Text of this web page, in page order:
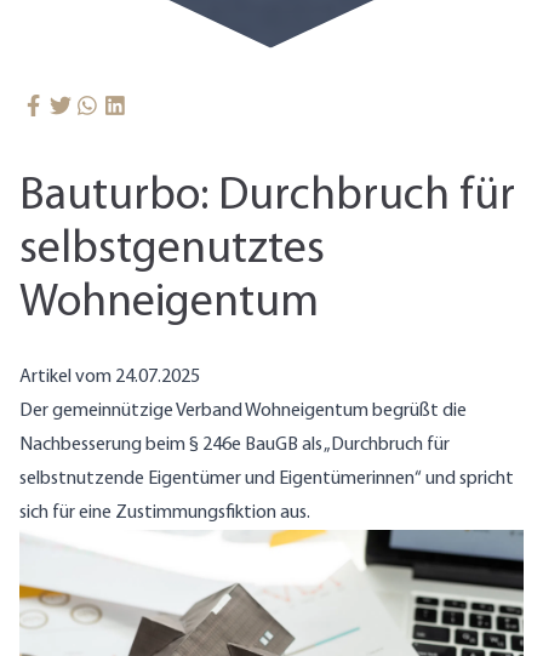
Bauturbo: Durchbruch für
selbstgenutztes
Wohneigentum
Artikel vom 24.07.2025
Der gemeinnützige Verband Wohneigentum begrüßt die
Nachbesserung beim § 246e BauGB als „Durchbruch für
selbstnutzende Eigentümer und Eigentümerinnen“ und spricht
sich für eine Zustimmungsfiktion aus.